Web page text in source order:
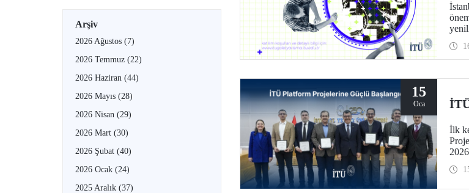
Arşiv
2026 Ağustos (7)
2026 Temmuz (22)
2026 Haziran (44)
2026 Mayıs (28)
2026 Nisan (29)
2026 Mart (30)
2026 Şubat (40)
2026 Ocak (24)
2025 Aralık (37)
15
Oca
İlk